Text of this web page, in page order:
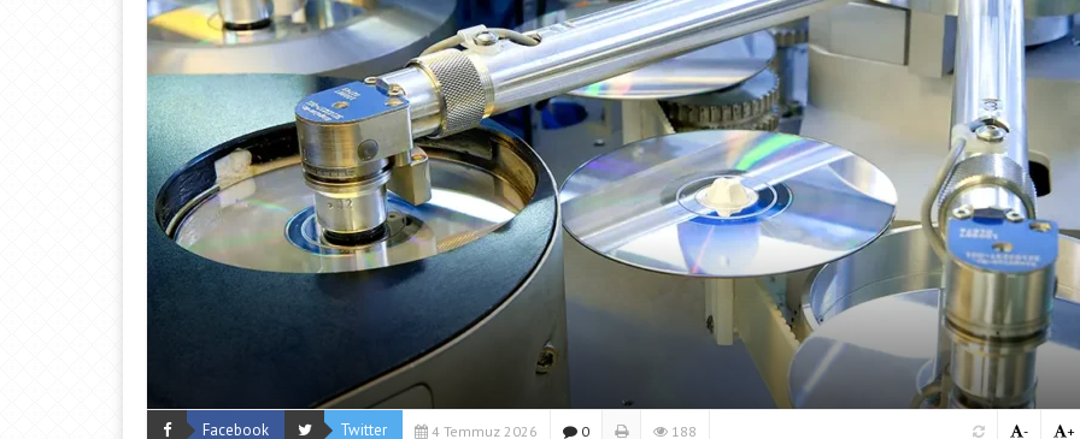
Facebook Twitter 4 Temmuz 2026 0 188 +
-